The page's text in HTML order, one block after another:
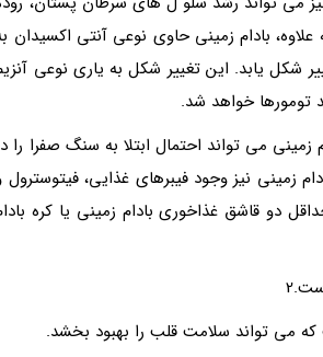
بادام زمینی حاوی نوعی آنتی اکسیدان
شکل یابد. این تغییر شکل به یاری نوعی
تومورها خواهد شد.
می تواند احتمال ابتلا به سنگ صفرا را
زمینی نیز وجود فیبرهای غذایی، فیتوسترول
می دهد زنانی که حداقل دو قاشق غذاخوری بادام زمینی یا کره
که می تواند سلامت قلب را بهبود بخشد.